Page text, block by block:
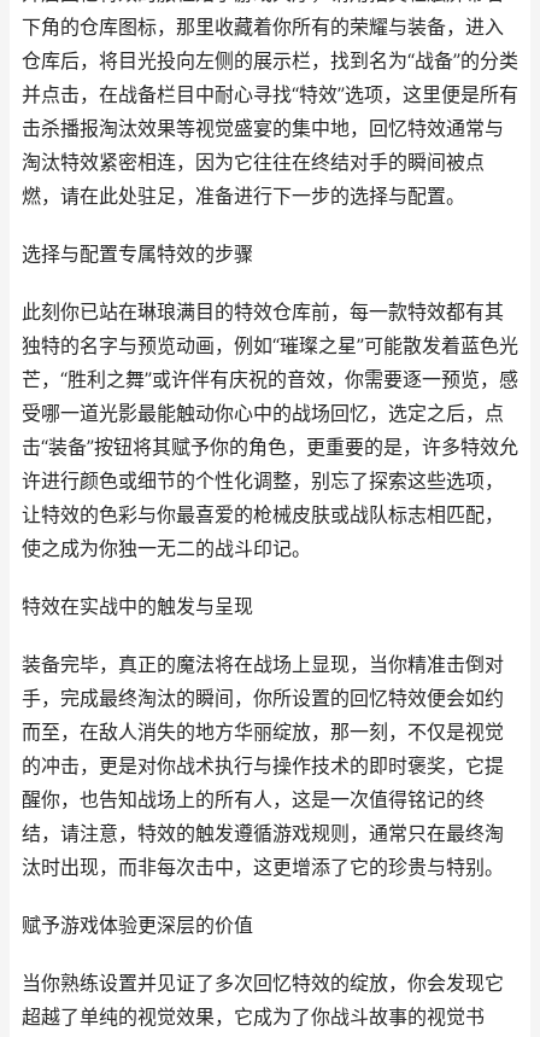
下角的仓库图标，那里收藏着你所有的荣耀与装备，进入
仓库后，将目光投向左侧的展示栏，找到名为“战备”的分类
并点击，在战备栏目中耐心寻找“特效”选项，这里便是所有
击杀播报淘汰效果等视觉盛宴的集中地，回忆特效通常与
淘汰特效紧密相连，因为它往往在终结对手的瞬间被点
燃，请在此处驻足，准备进行下一步的选择与配置。
选择与配置专属特效的步骤
此刻你已站在琳琅满目的特效仓库前，每一款特效都有其
独特的名字与预览动画，例如“璀璨之星”可能散发着蓝色光
芒，“胜利之舞”或许伴有庆祝的音效，你需要逐一预览，感
受哪一道光影最能触动你心中的战场回忆，选定之后，点
击“装备”按钮将其赋予你的角色，更重要的是，许多特效允
许进行颜色或细节的个性化调整，别忘了探索这些选项，
让特效的色彩与你最喜爱的枪械皮肤或战队标志相匹配，
使之成为你独一无二的战斗印记。
特效在实战中的触发与呈现
装备完毕，真正的魔法将在战场上显现，当你精准击倒对
手，完成最终淘汰的瞬间，你所设置的回忆特效便会如约
而至，在敌人消失的地方华丽绽放，那一刻，不仅是视觉
的冲击，更是对你战术执行与操作技术的即时褒奖，它提
醒你，也告知战场上的所有人，这是一次值得铭记的终
结，请注意，特效的触发遵循游戏规则，通常只在最终淘
汰时出现，而非每次击中，这更增添了它的珍贵与特别。
赋予游戏体验更深层的价值
当你熟练设置并见证了多次回忆特效的绽放，你会发现它
超越了单纯的视觉效果，它成为了你战斗故事的视觉书